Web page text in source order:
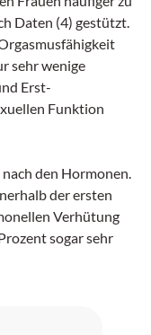
Daten (4) gestützt.
sehr wenige
Erst­
Funktion
den Hormonen.
der ersten
Verhütung
sogar sehr